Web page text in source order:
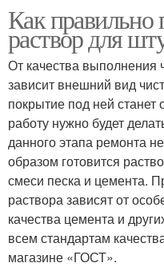
Как правильно
раствор для
От качества выполнения
зависит внешний вид
покрытие под ней станет
работу нужно будет
данного этапа ремонта
образом готовится
смеси песка и цемента.
раствора зависят от
качества цемента и
всем стандартам
магазине «ГОСТ».